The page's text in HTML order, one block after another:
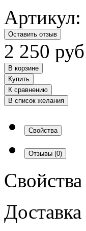
Артикул:
Оставить отзыв
2 250 руб
В корзине
Купить
К сравнению
В список желания
Свойства
Отзывы (0)
Свойства
Доставка